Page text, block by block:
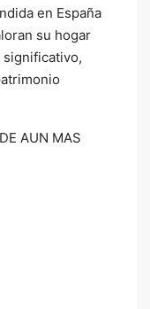
en España
su hogar
AUN MAS